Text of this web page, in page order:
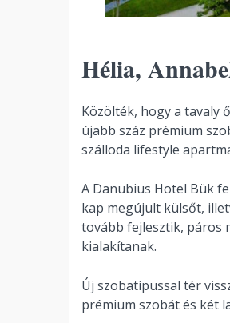
Hélia,
Közölték, hogy a tavaly
újabb száz prémium
szálloda lifestyle
A Danubius Hotel Bük
kap megújult külsőt,
tovább fejlesztik, páros
kialakítanak.
Új szobatípussal tér
prémium szobát és két